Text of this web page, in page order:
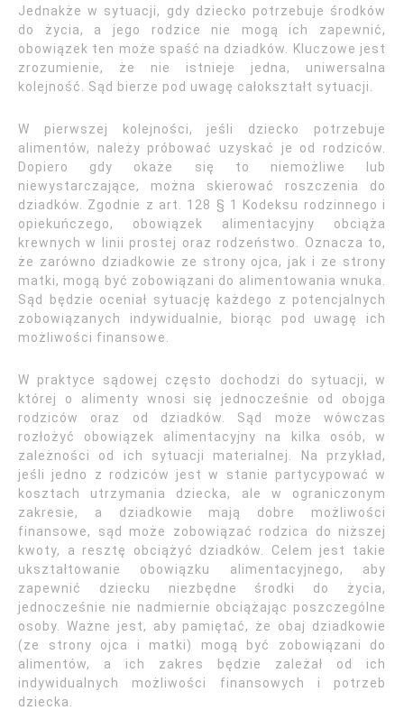
Jednakże w sytuacji, gdy dziecko potrzebuje środków
do życia, a jego rodzice nie mogą ich zapewnić,
obowiązek ten może spaść na dziadków. Kluczowe jest
zrozumienie, że nie istnieje jedna, uniwersalna
kolejność. Sąd bierze pod uwagę całokształt sytuacji.
W pierwszej kolejności, jeśli dziecko potrzebuje
alimentów, należy próbować uzyskać je od rodziców.
Dopiero gdy okaże się to niemożliwe lub
niewystarczające, można skierować roszczenia do
dziadków. Zgodnie z art. 128 § 1 Kodeksu rodzinnego i
opiekuńczego, obowiązek alimentacyjny obciąża
krewnych w linii prostej oraz rodzeństwo. Oznacza to,
że zarówno dziadkowie ze strony ojca, jak i ze strony
matki, mogą być zobowiązani do alimentowania wnuka.
Sąd będzie oceniał sytuację każdego z potencjalnych
zobowiązanych indywidualnie, biorąc pod uwagę ich
możliwości finansowe.
W praktyce sądowej często dochodzi do sytuacji, w
której o alimenty wnosi się jednocześnie od obojga
rodziców oraz od dziadków. Sąd może wówczas
rozłożyć obowiązek alimentacyjny na kilka osób, w
zależności od ich sytuacji materialnej. Na przykład,
jeśli jedno z rodziców jest w stanie partycypować w
kosztach utrzymania dziecka, ale w ograniczonym
zakresie, a dziadkowie mają dobre możliwości
finansowe, sąd może zobowiązać rodzica do niższej
kwoty, a resztę obciążyć dziadków. Celem jest takie
ukształtowanie obowiązku alimentacyjnego, aby
zapewnić dziecku niezbędne środki do życia,
jednocześnie nie nadmiernie obciążając poszczególne
osoby. Ważne jest, aby pamiętać, że obaj dziadkowie
(ze strony ojca i matki) mogą być zobowiązani do
alimentów, a ich zakres będzie zależał od ich
indywidualnych możliwości finansowych i potrzeb
dziecka.